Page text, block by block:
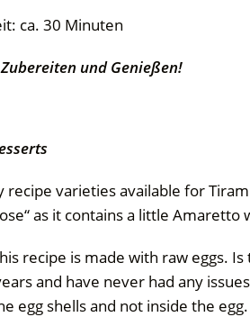
ca. 30 Minuten
und Genießen!
recipe varieties available for
as it contains a little Amaretto
recipe is made with raw eggs.
and have never had any
egg shells and not inside the